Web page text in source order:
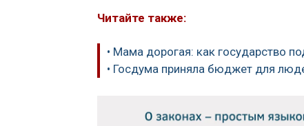
Читайте также:
• Мама дорогая: как государство
• Госдума приняла бюджет для